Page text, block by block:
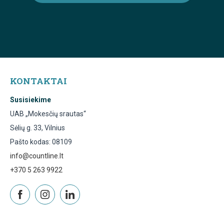
KONTAKTAI
Susisiekime
UAB „Mokesčių srautas“
Sėlių g. 33, Vilnius
Pašto kodas: 08109
info@countline.lt
+370 5 263 9922